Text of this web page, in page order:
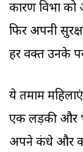
कारण विभा को
फिर अपनी
हर वक्त उनके
ये तमाम
एक लड़की और
अपने कंधे और